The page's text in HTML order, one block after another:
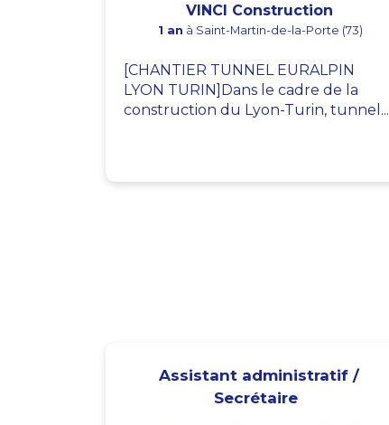
VINCI Construction
1 an à Saint-Martin-de-la-Porte (73)
[CHANTIER TUNNEL EURALPIN
LYON TURIN]Dans le cadre de la
construction du Lyon-Turin, tunnel...
Assistant administratif /
Secrétaire